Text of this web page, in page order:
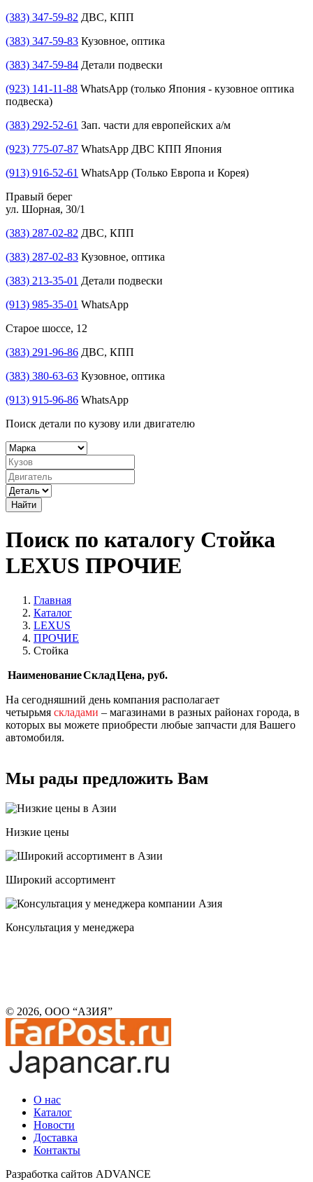
(383) 347-59-82 ДВС, КПП
(383) 347-59-83 Кузовное, оптика
(383) 347-59-84 Детали подвески
(923) 141-11-88 WhatsApp (только Япония - кузовное оптика
подвеска)
(383) 292-52-61 Зап. части для европейских а/м
(923) 775-07-87 WhatsApp ДВС КПП Япония
(913) 916-52-61 WhatsApp (Только Европа и Корея)
Правый берег
ул. Шорная, 30/1
(383) 287-02-82 ДВС, КПП
(383) 287-02-83 Кузовное, оптика
(383) 213-35-01 Детали подвески
(913) 985-35-01 WhatsApp
Старое шоссе, 12
(383) 291-96-86 ДВС, КПП
(383) 380-63-63 Кузовное, оптика
(913) 915-96-86 WhatsApp
Поиск детали по кузову или двигателю
Найти
Поиск по каталогу Стойка
LEXUS ПРОЧИЕ
Главная
Каталог
LEXUS
ПРОЧИЕ
Стойка
НаименованиеСкладЦена, руб.
На сегодняшний день компания располагает
четырьмя складами – магазинами в разных районах города, в
которых вы можете приобрести любые запчасти для Вашего
автомобиля.
Мы рады предложить Вам
Низкие цены
Широкий ассортимент
Консультация у менеджера
© 2026, ООО “АЗИЯ”
О нас
Каталог
Новости
Доставка
Контакты
Разработка сайтов ADVANCE